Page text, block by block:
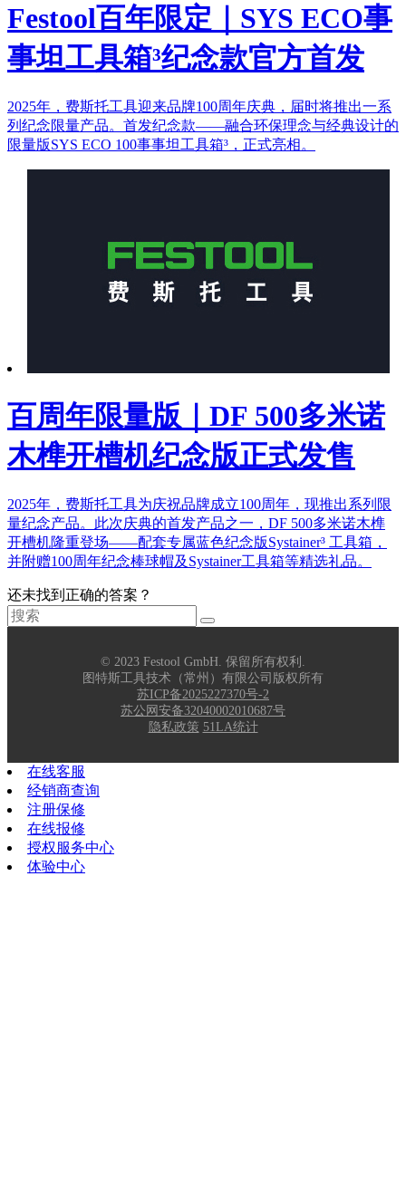
Festool百年限定｜SYS ECO事
事坦工具箱³纪念款官方首发
2025年，费斯托工具迎来品牌100周年庆典，届时将推出一系
列纪念限量产品。首发纪念款——融合环保理念与经典设计的
限量版SYS ECO 100事事坦工具箱³，正式亮相。
百周年限量版｜DF 500多米诺
木榫开槽机纪念版正式发售
2025年，费斯托工具为庆祝品牌成立100周年，现推出系列限
量纪念产品。此次庆典的首发产品之一，DF 500多米诺木榫
开槽机隆重登场——配套专属蓝色纪念版Systainer³ 工具箱，
并附赠100周年纪念棒球帽及Systainer工具箱等精选礼品。
还未找到正确的答案？
© 2023 Festool GmbH. 保留所有权利.
图特斯工具技术（常州）有限公司版权所有
苏ICP备2025227370号-2
苏公网安备32040002010687号
隐私政策 51LA统计
在线客服
经销商查询
注册保修
在线报修
授权服务中心
体验中心